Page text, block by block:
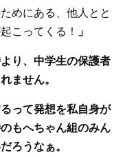
めにある、他人とと
こってくる！ 」
り、中学生の保護者
ません。
って発想を私自身が
もへちゃん組のみん
ろうなぁ。